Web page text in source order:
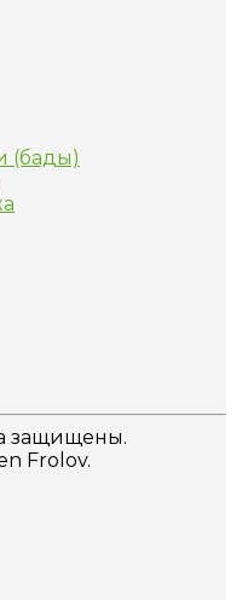
(бады)
защищены.
Frolov.